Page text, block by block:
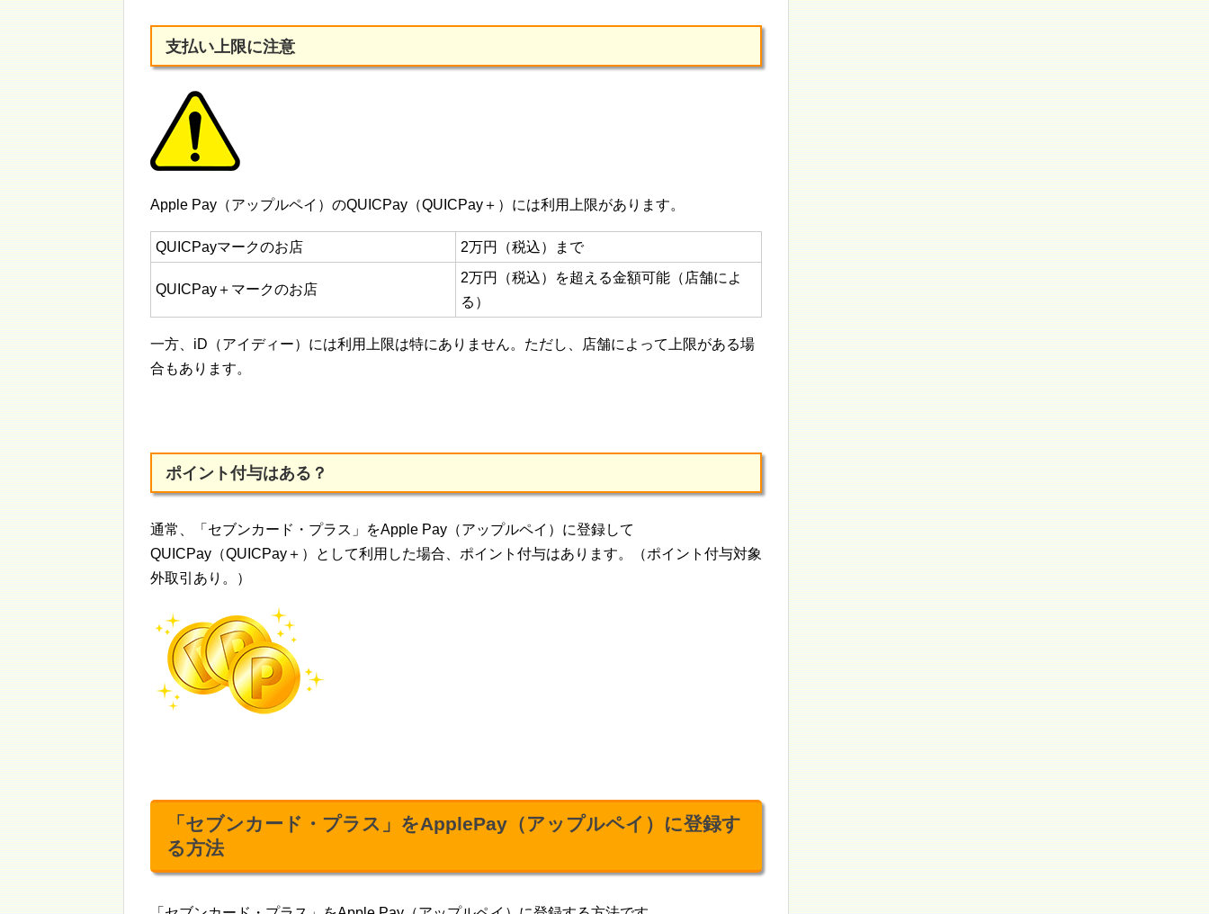
支払い上限に注意
Apple Pay（アップルペイ）のQUICPay（QUICPay＋）には利用上限があります。
QUICPayマークのお店 2万円（税込）まで
QUICPay＋マークのお店
2万円（税込）を超える金額可能（店舗によ
る）
一方、iD（アイディー）には利用上限は特にありません。ただし、店舗によって上限がある場
合もあります。
ポイント付与はある？
通常、「セブンカード・プラス」をApple Pay（アップルペイ）に登録して
QUICPay（QUICPay＋）として利用した場合、ポイント付与はあります。（ポイント付与対象
外取引あり。）
「セブンカード・プラス」をApplePay（アップルペイ）に登録す
る方法